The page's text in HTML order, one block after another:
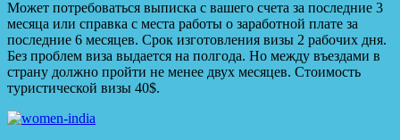
Может потребоваться выписка с вашего счета за последние 3
месяца или справка с места работы о заработной плате за
последние 6 месяцев. Срок изготовления визы 2 рабочих дня.
Без проблем виза выдается на полгода. Но между въездами в
страну должно пройти не менее двух месяцев. Стоимость
туристической визы 40$.